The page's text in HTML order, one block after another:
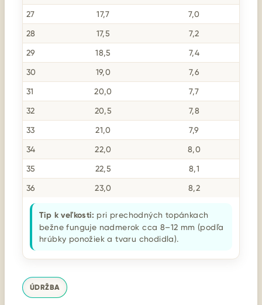
27 17,7 7,0
28 17,5 7,2
29 18,5 7,4
30 19,0 7,6
31 20,0 7,7
32 20,5 7,8
33 21,0 7,9
34 22,0 8,0
35 22,5 8,1
36 23,0 8,2
Tip k veľkosti: pri prechodných topánkach
bežne funguje nadmerok cca 8–12 mm (podľa
hrúbky ponožiek a tvaru chodidla).
ÚDRŽBA